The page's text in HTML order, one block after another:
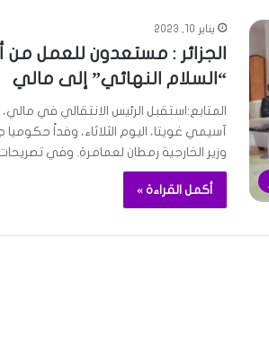
يناير 10, 2023
الجزائر : مستعدون للعمل
“السلام النهائي” إلى مالي
المتابع:استقبل الرئيس الانتقالي في مالي،
آسيمي غويتا، اليوم الثلاثاء، وفداً حكوميا
وزير الخارجية رمطان لعمامرة. وفي
أكمل القراءة »